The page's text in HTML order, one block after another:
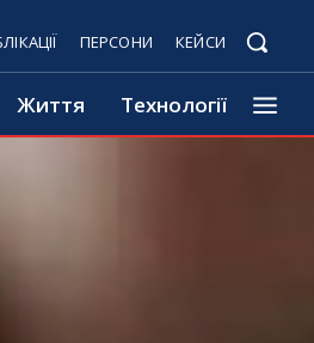
ПЕРСОНИ КЕЙСИ
Життя Технології